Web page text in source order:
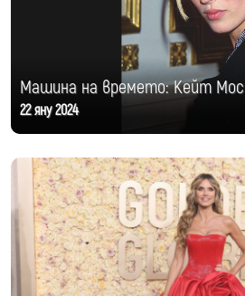
Машина на времето: Кейт Мос
22 яну 2024